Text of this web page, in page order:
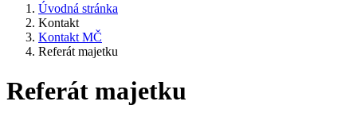
Úvodná stránka
Kontakt
Kontakt MČ
Referát majetku
Referát majetku